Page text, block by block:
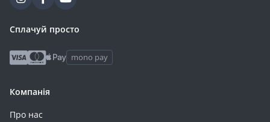
Сплачуй просто
mono pay
Компанія
Про нас